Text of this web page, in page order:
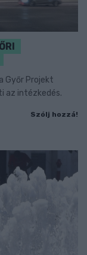
Győr Projekt
az intézkedés.
Szólj hozzá!